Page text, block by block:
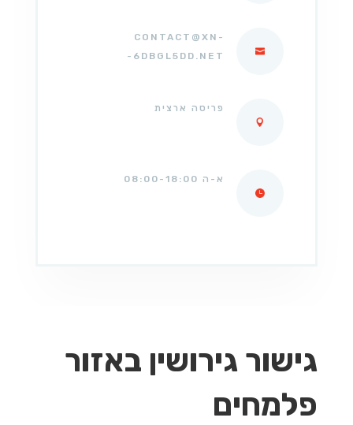
CONTACT@XN-
-6DBGL5DD.NET
פריסה ארצית
א-ה 08:00-18:00
גישור גירושין באזור
פלמחים